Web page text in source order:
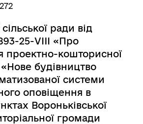
272
ради від
25-VIII «Про
проектно-кошторисної
будівництво
системи
оповіщення в
Вороньківської
громади